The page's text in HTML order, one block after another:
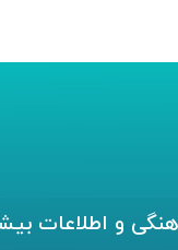
و اطلاعات